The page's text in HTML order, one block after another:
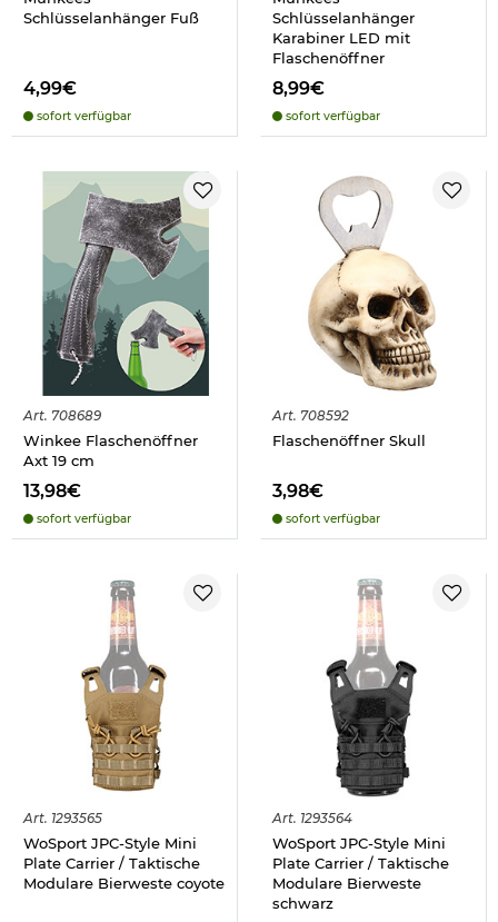
Schlüsselanhänger Fuß
4,99€
sofort verfügbar
Schlüsselanhänger
Karabiner LED mit
Flaschenöffner
8,99€
sofort verfügbar
Art. 708689
Winkee Flaschenöffner
Axt 19 cm
13,98€
sofort verfügbar
Art. 708592
Flaschenöffner Skull
3,98€
sofort verfügbar
Art. 1293565
WoSport JPC-Style Mini
Plate Carrier / Taktische
Modulare Bierweste coyote
Art. 1293564
WoSport JPC-Style Mini
Plate Carrier / Taktische
Modulare Bierweste
schwarz